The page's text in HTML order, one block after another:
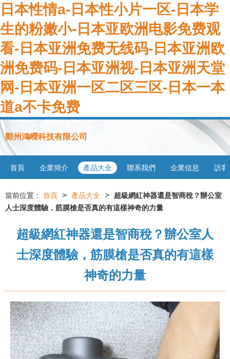
日本性情a-日本性小片一区-日本学
生的粉嫩小-日本亚欧洲电影免费观
看-日本亚洲免费无线码-日本亚洲欧
洲免费码-日本亚洲视-日本亚洲天堂
网-日本亚洲一区二区三区-日本一本
道a不卡免费
鄭州鴻嶸科技有限公司
首頁 企業簡介 產品大全 聯系我們 企業信息 訪客
當前位置： 首頁 > 產品大全 >
超級網紅神器還是智商稅？辦公室
人士深度體驗，筋膜槍是否真的有這樣神奇的力量
超級網紅神器還是智商稅？辦公室人
士深度體驗，筋膜槍是否真的有這樣
神奇的力量